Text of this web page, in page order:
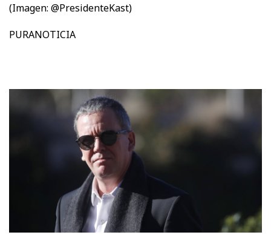
(Imagen: @PresidenteKast)
PURANOTICIA